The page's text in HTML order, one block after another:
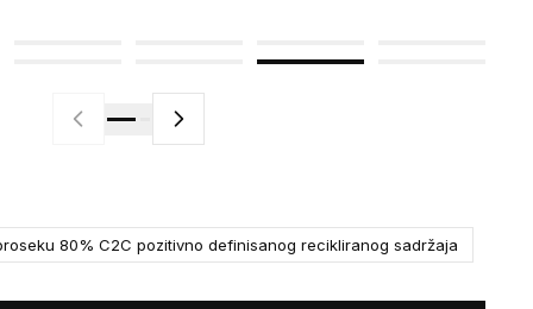
80% C2C pozitivno definisanog recikliranog sadržaja